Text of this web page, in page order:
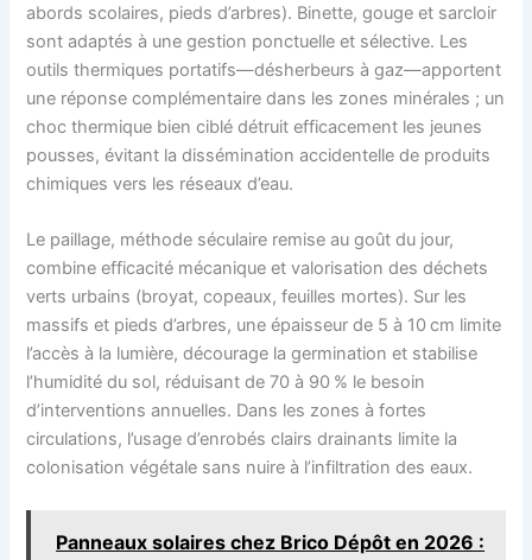
abords scolaires, pieds d’arbres). Binette, gouge et sarcloir
sont adaptés à une gestion ponctuelle et sélective. Les
outils thermiques portatifs—désherbeurs à gaz—apportent
une réponse complémentaire dans les zones minérales ; un
choc thermique bien ciblé détruit efficacement les jeunes
pousses, évitant la dissémination accidentelle de produits
chimiques vers les réseaux d’eau.
Le paillage, méthode séculaire remise au goût du jour,
combine efficacité mécanique et valorisation des déchets
verts urbains (broyat, copeaux, feuilles mortes). Sur les
massifs et pieds d’arbres, une épaisseur de 5 à 10 cm limite
l’accès à la lumière, décourage la germination et stabilise
l’humidité du sol, réduisant de 70 à 90 % le besoin
d’interventions annuelles. Dans les zones à fortes
circulations, l’usage d’enrobés clairs drainants limite la
colonisation végétale sans nuire à l’infiltration des eaux.
Panneaux solaires chez Brico Dépôt en 2026 :